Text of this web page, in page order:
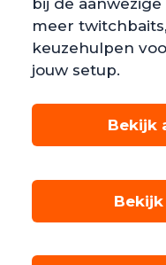
meer
keuzehulpen
jouw setup.
Bekijk